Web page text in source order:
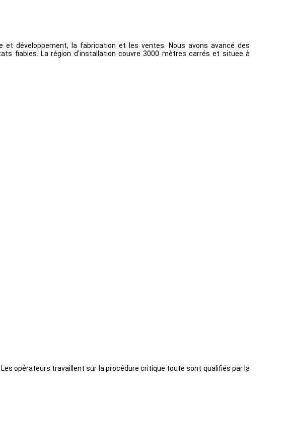
développement, la fabrication et les ventes. Nous avons avancé des
fiables. La région d'installation couvre 3000 mètres carrés et situee à
opérateurs travaillent sur la procédure critique toute sont qualifiés par la